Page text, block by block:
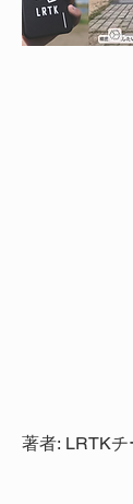
著者: LRTKチ